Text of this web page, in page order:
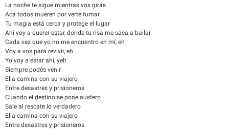
La noche te sigue mientras vos girás
Acá todos mueren por verte fumar
Tu magia está cerca y protege el lugar
Ahí voy a querer estar, donde tu risa me saca a bailar
Cada vez que yo no me encuentro en mí, eh
Voy a vos para revivir, eh
Yo voy a estar ahí, yeh
Siempre podés venir
Ella camina con su viajero
Entre desastres y prisioneros
Cuando el destino se pone austero
Sale al rescate lo verdadero
Ella camina con su viajero
Entre desastres y prisioneros